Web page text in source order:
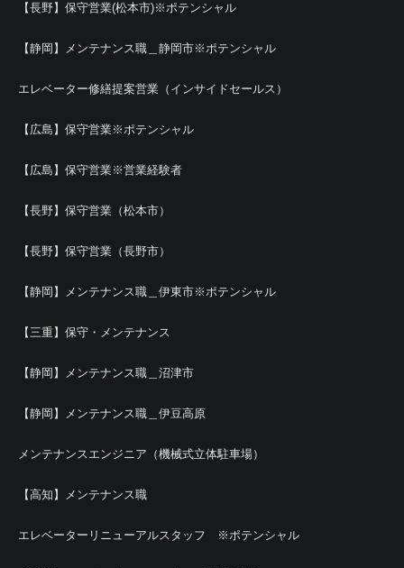
【長野】保守営業(松本市)※ポテンシャル
【静岡】メンテナンス職＿静岡市※ポテンシャル
エレベーター修繕提案営業（インサイドセールス）
【広島】保守営業※ポテンシャル
【広島】保守営業※営業経験者
【長野】保守営業（松本市）
【長野】保守営業（長野市）
【静岡】メンテナンス職＿伊東市※ポテンシャル
【三重】保守・メンテナンス
【静岡】メンテナンス職＿沼津市
【静岡】メンテナンス職＿伊豆高原
メンテナンスエンジニア（機械式立体駐車場）
【高知】メンテナンス職
エレベーターリニューアルスタッフ ※ポテンシャル